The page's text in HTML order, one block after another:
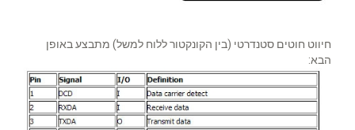
חיווט חוטים סטנדרטי (בין הקונקטור ללוח למשל) מתבצע באופן
הבא: